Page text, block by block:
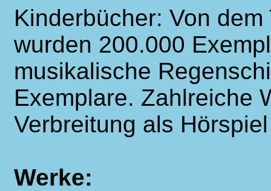
Kinderbücher: Von
wurden 200.000
musikalische
Exemplare. Zahlreiche
Verbreitung als
Werke: